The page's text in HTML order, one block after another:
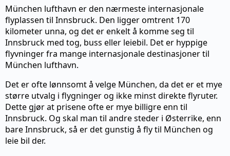
München lufthavn er den nærmeste internasjonale
flyplassen til Innsbruck. Den ligger omtrent 170
kilometer unna, og det er enkelt å komme seg til
Innsbruck med tog, buss eller leiebil. Det er hyppige
flyvninger fra mange internasjonale destinasjoner til
München lufthavn.
Det er ofte lønnsomt å velge München, da det er et mye
større utvalg i flygninger og ikke minst direkte flyruter.
Dette gjør at prisene ofte er mye billigre enn til
Innsbruck. Og skal man til andre steder i Østerrike, enn
bare Innsbruck, så er det gunstig å fly til München og
leie bil der.